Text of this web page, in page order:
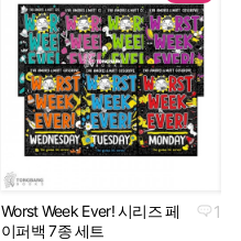
1
Worst Week Ever! 시리즈 페
이퍼백 7종 세트